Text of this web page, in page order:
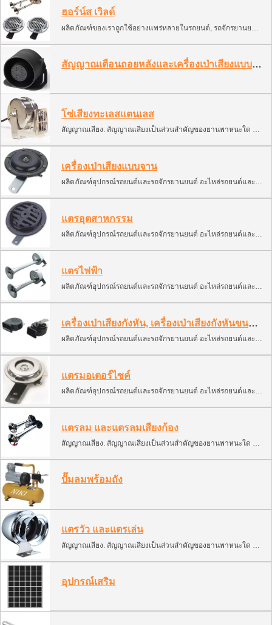
ฮอร์น์ส เวิลด์
สัญญาณเตือนถอยหลังและเครื่องเป่าเสียงแบบสายน้ำ
โซ่เสียงทะเลสแตนเลส
สัญญาณเสียง. สัญญาณเสียงเป็นส่วนสำคัญของยานพาหนะใด ๆ. ให้สัญญาณเพื่อป้องกันเหตุฉุกเฉิน. การจำแนกประเภทนี้มีหลายประเภทของสัญญาณเสียง สามารถติดตั้งและใช้งานบนเรือ, เรือยนต์, ATV, สโนว์โมบิล และเรือยนต์. 1. สัญญาณอิเล็กทรอนิกส์ (หอยทาก, การตีเสียงโมโนโฟนิก, การตีเสียงสองสี) 2. สัญญาณอากาศ (นิวแมติกพร้อมคอมเพรสเซอร์) 3. การตีอากาศ (ถังแก๊สอัด)
เครื่องเป่าเสียงแบบจาน
ผลิตภัณฑ์อุปกรณ์รถยนต์และรถจักรยานยนต์ อะไหล่รถยนต์และรถจักรยานยนต์ สัญญาณไฟรถ
แตรอุตสาหกรรม
ผลิตภัณฑ์อุปกรณ์รถยนต์และรถจักรยานยนต์ อะไหล่รถยนต์และรถจักรยานยนต์ สัญญาณไฟรถ
แตรไฟฟ้า
ผลิตภัณฑ์อุปกรณ์รถยนต์และรถจักรยานยนต์ อะไหล่รถยนต์และรถจักรยานยนต์ สัญญาณไฟรถ
เครื่องเป่าเสียงกังหัน, เครื่องเป่าเสียงกังหันขนาดเล็ก และเครื่องเป่าเสียงหลายเสียง
ผลิตภัณฑ์อุปกรณ์รถยนต์และรถจักรยานยนต์ อะไหล่รถยนต์และรถจักรยานยนต์ สัญญาณไฟรถ
แตรมอเตอร์ไซค์
ผลิตภัณฑ์อุปกรณ์รถยนต์และรถจักรยานยนต์ อะไหล่รถยนต์และรถจักรยานยนต์ สัญญาณไฟรถ
แตรลม และแตรลมเสียงก้อง
สัญญาณเสียง. สัญญาณเสียงเป็นส่วนสำคัญของยานพาหนะใด ๆ. ให้สัญญาณเพื่อป้องกันเหตุฉุกเฉิน. การจำแนกประเภทนี้มีหลายประเภทของสัญญาณเสียง สามารถติดตั้งและใช้งานบนเรือ, เรือยนต์, ATV, สโนว์โมบิล และเรือยนต์. 1. สัญญาณอิเล็กทรอนิกส์ (หอยทาก, การตีเสียงโมโนโฟนิก, การตีเสียงสองสี) 2. สัญญาณอากาศ (นิวแมติกพร้อมคอมเพรสเซอร์) 3. การตีอากาศ (ถังแก๊สอัด)
ปั๊มลมพร้อมถัง
แตรวัว และแตรเล่น
อุปกรณ์เสริม